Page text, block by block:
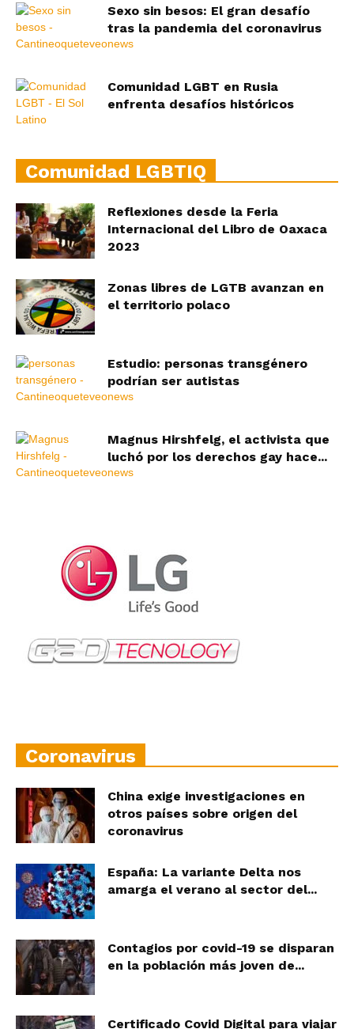
Sexo sin besos: El gran desafío
tras la pandemia del coronavirus
Comunidad LGBT en Rusia
enfrenta desafíos históricos
Comunidad LGBTIQ
Reflexiones desde la Feria
Internacional del Libro de Oaxaca
2023
Zonas libres de LGTB avanzan en
el territorio polaco
Estudio: personas transgénero
podrían ser autistas
Magnus Hirshfelg, el activista que
luchó por los derechos gay hace...
Coronavirus
China exige investigaciones en
otros países sobre origen del
coronavirus
España: La variante Delta nos
amarga el verano al sector del...
Contagios por covid-19 se disparan
en la población más joven de...
Certificado Covid Digital para viajar